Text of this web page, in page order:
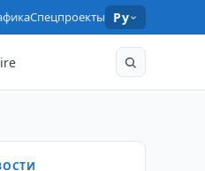
Спецпроекты Ру